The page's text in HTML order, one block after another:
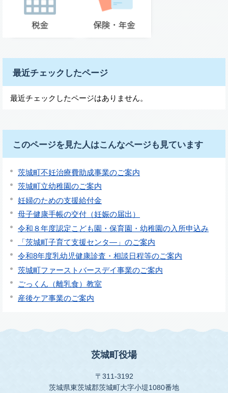
最近チェックしたページ
最近チェックしたページはありません。
このページを見た人はこんなページも見ています
茨城町不妊治療費助成事業のご案内
茨城町立幼稚園のご案内
妊婦のための支援給付金
母子健康手帳の交付（妊娠の届出）
令和８年度認定こども園・保育園・幼稚園の入所申込み
「茨城町子育て支援センタ―」のご案内
令和8年度乳幼児健康診査・相談日程等のご案内
茨城町ファーストバースデイ事業のご案内
ごっくん（離乳食）教室
産後ケア事業のご案内
茨城町役場
〒311-3192
茨城県東茨城郡茨城町大字小堤1080番地